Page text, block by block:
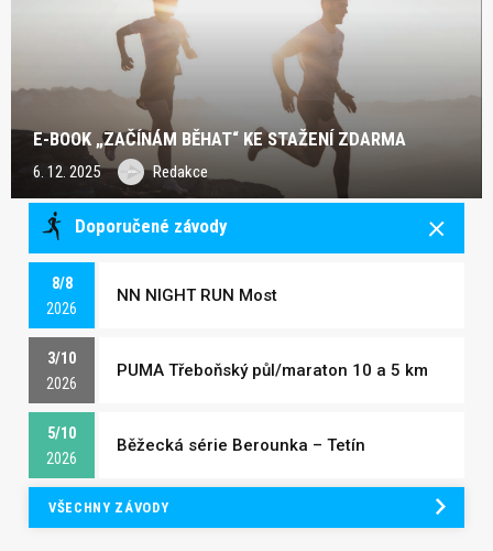
E-BOOK „ZAČÍNÁM BĚHAT“ KE STAŽENÍ ZDARMA
6. 12. 2025 Redakce
Doporučené závody
8/8
2026
NN NIGHT RUN Most
3/10
2026
PUMA Třeboňský půl/maraton 10 a 5 km
5/10
2026
Běžecká série Berounka – Tetín
VŠECHNY ZÁVODY